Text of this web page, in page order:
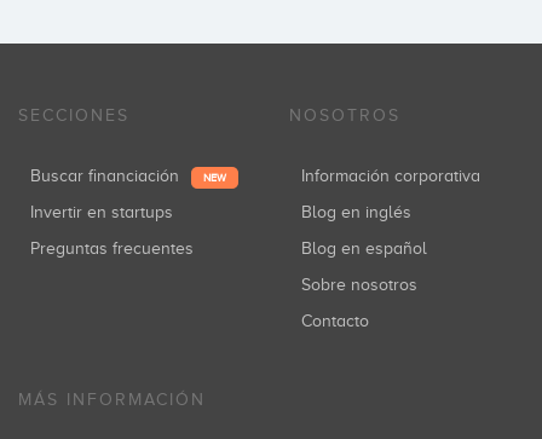
SECCIONES
Buscar financiación NEW
Invertir en startups
Preguntas frecuentes
NOSOTROS
Información corporativa
Blog en inglés
Blog en español
Sobre nosotros
Contacto
MÁS INFORMACIÓN